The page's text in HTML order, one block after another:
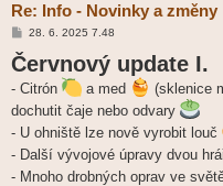
Re: Info - Novinky a změny
P
í
s
p
ě
v
k
28. 6. 2025 7.48
Červnový update I.
- Citrón a med
(sklenice
dochutit čaje nebo odvary
- U ohniště lze nově vyrobit louč
- Další vývojové úpravy dvou
- Mnoho drobných oprav ve